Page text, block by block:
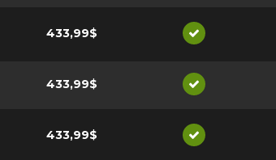
433,99$
Disponible
433,99$
Disponible
433,99$
Disponible